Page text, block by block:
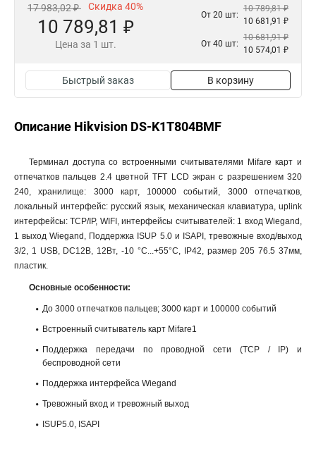
17 983,02 ₽ Скидка 40%
10 789,81 ₽
Цена за 1 шт.
От 20 шт:
10 789,81 ₽
10 681,91 ₽
От 40 шт:
10 681,91 ₽
10 574,01 ₽
Быстрый заказ В корзину
Описание Hikvision DS-K1T804BMF
Терминал доступа со встроенными считывателями Mifare карт и
отпечатков пальцев 2.4 цветной TFT LCD экран с разрешением 320
240, хранилище: 3000 карт, 100000 событий, 3000 отпечатков,
локальный интерфейс: русский язык, механическая клавиатура, uplink
интерфейсы: TCP/IP, WIFI, интерфейсы считывателей: 1 вход Wiegand,
1 выход Wiegand, Поддержка ISUP 5.0 и ISAPI, тревожные вход/выход
3/2, 1 USB, DC12В, 12Вт, -10 °C...+55°C, IP42, размер 205 76.5 37мм,
пластик.
Основные особенности:
До 3000 отпечатков пальцев; 3000 карт и 100000 событий
Встроенный считыватель карт Mifare1
Поддержка передачи по проводной сети (TCP / IP) и
беспроводной сети
Поддержка интерфейса Wiegand
Тревожный вход и тревожный выход
ISUP5.0, ISAPI